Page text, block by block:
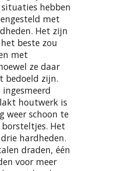
hebben
met
Het zijn
beste zou
met
ze daar
bedoeld zijn.
houtwerk is
weer schoon te
Het
hardheden.
draden, één
voor meer